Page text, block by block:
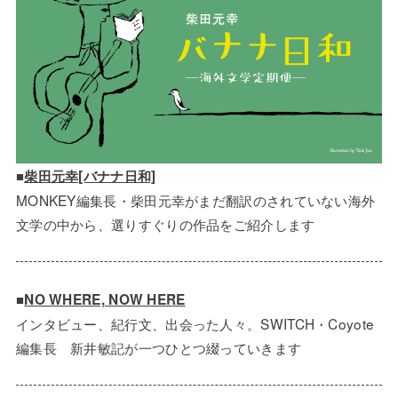
■柴田元幸[バナナ日和]
MONKEY編集長・柴田元幸がまだ翻訳のされていない海外
文学の中から、選りすぐりの作品をご紹介します
■NO WHERE, NOW HERE
インタビュー、紀行文、出会った人々。SWITCH・Coyote
編集長 新井敏記が一つひとつ綴っていきます